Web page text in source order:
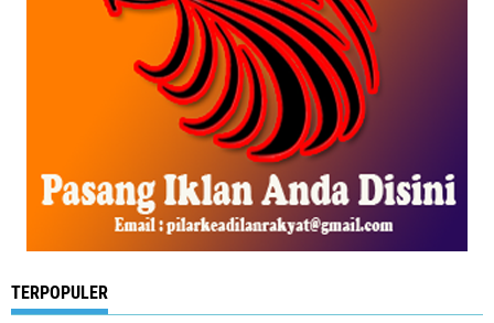
TERPOPULER